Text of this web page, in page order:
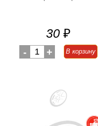
30 ₽
- 1 + В корзину